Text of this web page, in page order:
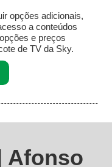
opções adicionais,
a conteúdos
e preços
de TV da Sky.
Afonso